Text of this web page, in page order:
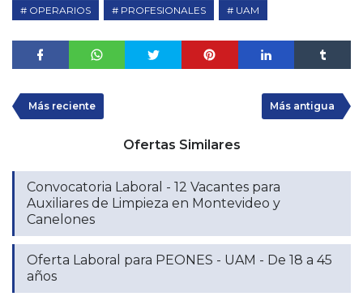
OPERARIOS
PROFESIONALES UAM
Más reciente Más antigua
Ofertas Similares
Convocatoria Laboral - 12 Vacantes para
Auxiliares de Limpieza en Montevideo y
Canelones
Oferta Laboral para PEONES - UAM - De 18 a 45
años